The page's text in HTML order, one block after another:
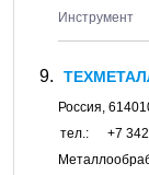
Инструмент
Россия,
тел.:
+7